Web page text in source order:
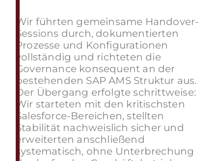
Wir führten gemeinsame Handover-
Sessions durch, dokumentierten
Prozesse und Konfigurationen
vollständig und richteten die
Governance konsequent an der
bestehenden SAP AMS Struktur aus.
Der Übergang erfolgte schrittweise:
Wir starteten mit den kritischsten
Salesforce-Bereichen, stellten
Stabilität nachweislich sicher und
erweiterten anschließend
systematisch, ohne Unterbrechung